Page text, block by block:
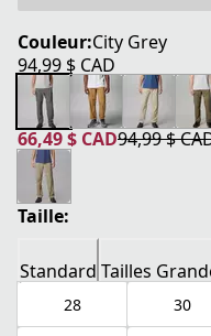
Couleur:City Grey
94,99 $ CAD
prix actuel 94,99 $ CAD
66,49 $ CAD
prix actuel 66,49 $ CAD
94,99 $
prix original 94,99 $
Taille:
Standard Tailles
28 30